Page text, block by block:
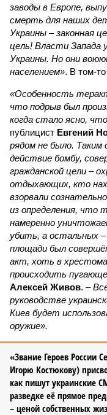
заводы в Европе,
смерть для наших
Украины – законная
цель! Власти Запада
Украины. Но они
населением». В том-
«Особенность
что подрыв был
когда стало ясно,
публицист Евгений
рядом не было. Таким
действие бомбу,
гражданской цели –
отдыхающих, кто
взорвали
из определения,
намеренно
убить, а остальных
площади был
акт, хоть в
происходить
Алексей Живов. –
руководстве
Киев будет
оружие».
«Звание Героев России
Игорю Костюкову)
как пишут украинские
разведке её прямое
– ценой собственных